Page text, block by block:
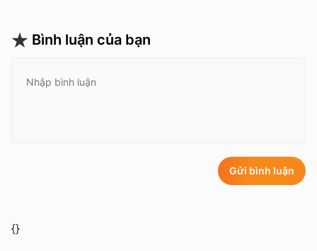
Bình luận của bạn
Gửi bình luận
{}